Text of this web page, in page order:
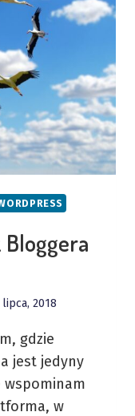
2018
gdzie
jest jedyny
w